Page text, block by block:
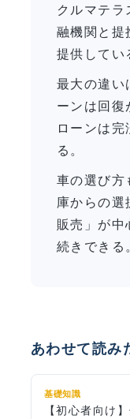
クルマテ
融機関と提
提供してい
最大の違い
ーンは回復
ローンは
る。
車の選び方
庫からの選
販売」が中
続きできる。
あわせて読み
基礎知識
【初心者向け